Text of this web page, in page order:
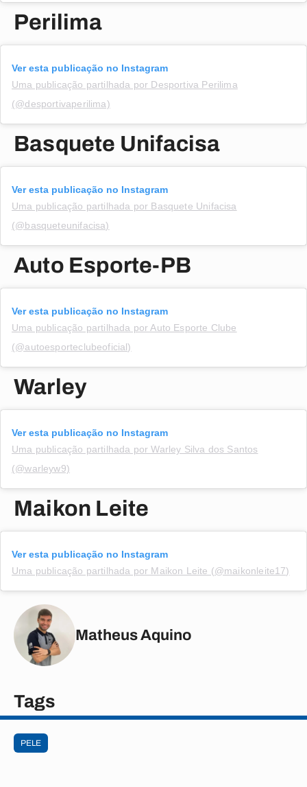
Perilima
Ver esta publicação no Instagram
Uma publicação partilhada por Desportiva Perilima
(@desportivaperilima)
Basquete Unifacisa
Ver esta publicação no Instagram
Uma publicação partilhada por Basquete Unifacisa
(@basqueteunifacisa)
Auto Esporte-PB
Ver esta publicação no Instagram
Uma publicação partilhada por Auto Esporte Clube
(@autoesporteclubeoficial)
Warley
Ver esta publicação no Instagram
Uma publicação partilhada por Warley Silva dos Santos
(@warleyw9)
Maikon Leite
Ver esta publicação no Instagram
Uma publicação partilhada por Maikon Leite (@maikonleite17)
Matheus Aquino
Tags
PELE